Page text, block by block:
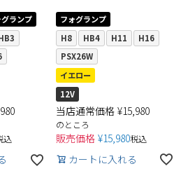
ランプ
込
フォグランプ
H8
HB4 H11
H16
PSX26W
イエロー
12V
当店通常価格 ¥15,980
のところ
販売価格 ¥15,980税込
カートに入れる